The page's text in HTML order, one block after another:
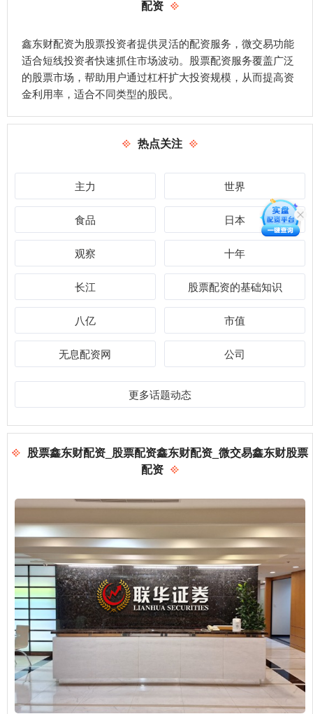
配资
鑫东财配资为股票投资者提供灵活的配资服务，微交易功能
适合短线投资者快速抓住市场波动。股票配资服务覆盖广泛
的股票市场，帮助用户通过杠杆扩大投资规模，从而提高资
金利用率，适合不同类型的股民。
热点关注
主力 世界
食品 日本
观察 十年
长江 股票配资的基础知识
八亿 市值
无息配资网 公司
更多话题动态
股票鑫东财配资_股票配资鑫东财配资_微交易鑫东财股票
配资